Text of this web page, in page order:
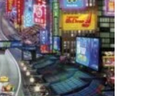
Toevoegen
aan
verlanglijst